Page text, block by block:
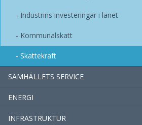
Industrins investeringar i länet
Kommunalskatt
Skattekraft
SAMHÄLLETS SERVICE
ENERGI
INFRASTRUKTUR